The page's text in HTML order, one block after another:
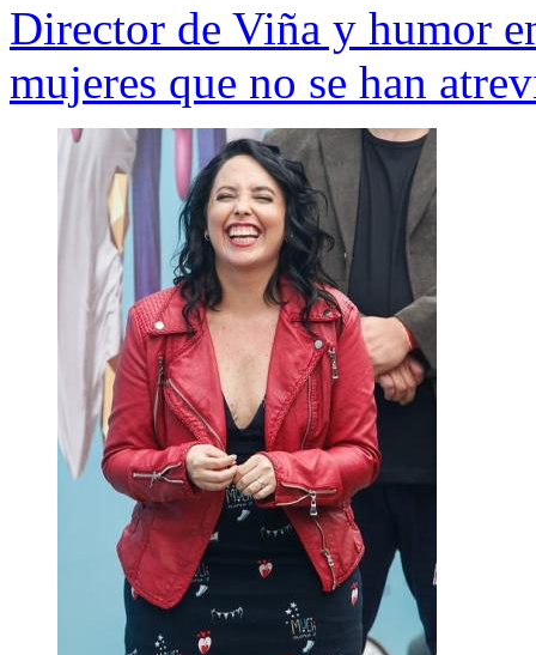
Director de Viña y humor
mujeres que no se han